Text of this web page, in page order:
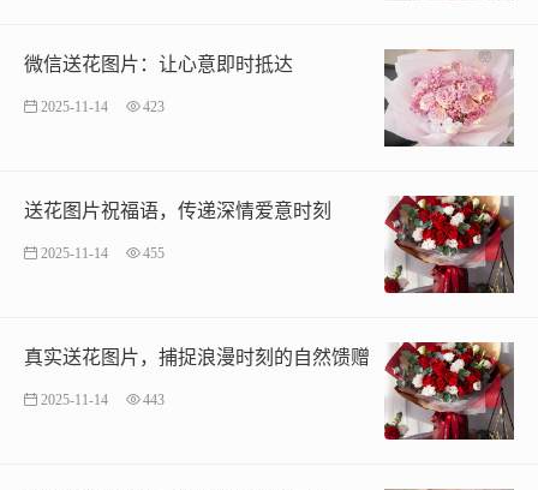
微信送花图片：让心意即时抵达
2025-11-14 423
送花图片祝福语，传递深情爱意时刻
2025-11-14 455
真实送花图片，捕捉浪漫时刻的自然馈赠
2025-11-14 443